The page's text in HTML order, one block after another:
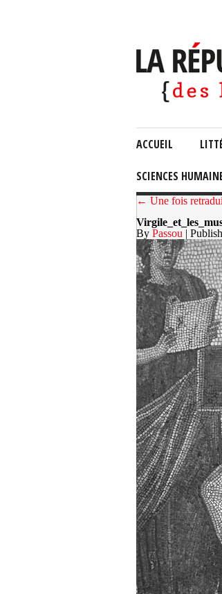
ACCUEIL
SCIENCES
← Une fois
By Passou |